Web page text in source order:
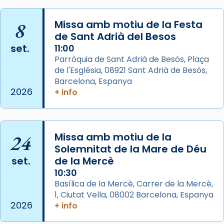
Mataró en reivindicarà les relíquies fins que
les aconseguirà el 1772. L’ofici que es canta
a la “Missa de les Santes” (“Missa de
Glòria”) fou composta el 1848 per Mn.
Manuel Blanch, amb aire d’òpera
italianitzant; s’interpreta per privilegi
pontifici, amb orquestra i cor, i té una
duració aproximada de tres hores. Després,
processó (recuperada el 1972) al voltant
del temple amb les relíquies de les santes.
Des de 1985 hi participa també un grup de
diablesses amb música i ball propis. Festa
gran a Mataró.
«Si vols saber què és calor, ves per les
Santes a Mataró»🥵.
Photo
8
set.
2026
Missa amb motiu de la Festa
de Sant Adrià del Besos
11:00
Parròquia de Sant Adrià de Besòs, Plaça
de l'Església, 08921 Sant Adrià de Besòs,
Barcelona, Espanya
+ info
24
set.
2026
Missa amb motiu de la
Solemnitat de la Mare de Déu
de la Mercè
10:30
Basílica de la Mercè, Carrer de la Mercè,
1, Ciutat Vella, 08002 Barcelona, Espanya
+ info